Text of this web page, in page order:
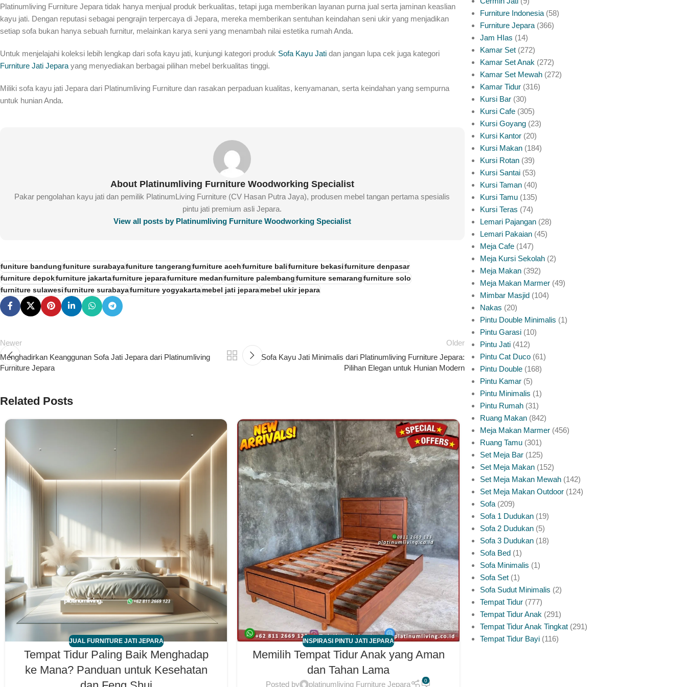
Platinumliving Furniture Jepara tidak hanya menjual produk berkualitas, tetapi juga memberikan layanan purna jual serta jaminan keaslian
kayu jati. Dengan reputasi sebagai pengrajin terpercaya di Jepara, mereka memberikan sentuhan keindahan seni ukir yang menjadikan
setiap sofa bukan hanya sebuah furnitur, melainkan karya seni yang menambah nilai estetika rumah Anda.
Untuk menjelajahi koleksi lebih lengkap dari sofa kayu jati, kunjungi kategori produk Sofa Kayu Jati dan jangan lupa cek juga kategori
Furniture Jati Jepara yang menyediakan berbagai pilihan mebel berkualitas tinggi.
Miliki sofa kayu jati Jepara dari Platinumliving Furniture dan rasakan perpaduan kualitas, kenyamanan, serta keindahan yang sempurna
untuk hunian Anda.
About Platinumliving Furniture Woodworking Specialist
Pakar pengolahan kayu jati dan pemilik PlatinumLiving Furniture (CV Hasan Putra Jaya), produsen mebel tangan pertama spesialis
pintu jati premium asli Jepara.
View all posts by Platinumliving Furniture Woodworking Specialist
funiture bandung funiture surabayafuniture tangerang furniture aceh furniture bali furniture bekasi furniture denpasar
furniture depokfurniture jakartafurniture jeparafurniture medan furniture palembang furniture semarang furniture solo
furniture sulawesi furniture surabayafurniture yogyakartamebel jati jeparamebel ukir jepara
Newer
Menghadirkan Keanggunan Sofa Jati Jepara dari Platinumliving
Furniture Jepara
Older
Sofa Kayu Jati Minimalis dari Platinumliving Furniture Jepara:
Pilihan Elegan untuk Hunian Modern
Related Posts
JUAL FURNITURE JATI JEPARA
Tempat Tidur Paling Baik Menghadap
ke Mana? Panduan untuk Kesehatan
INSPIRASI PINTU JATI JEPARA
Memilih Tempat Tidur Anak yang Aman
dan Tahan Lama
Posted by platinumliving Furniture Jepara 0
INSPIRASI PINTU JATI JEPARA
Meja Makan Marmer Rangka Jati Yang
Perlu Anda Ketahui
Posted by platinumliving Furniture Jepara
Meja makan marmer dengan rangka kayu jati jadi salah
satu kombinasi paling dicari untuk ruang makan yang ingin
tampil lebih mewah diban...
CONTINUE READING
Furniture Indonesia 58
Furniture Jepara 366
Jam HIas 14
Kamar Set 272
Kamar Set Anak 272
Kamar Set Mewah 272
Kamar Tidur 316
Kursi Bar 30
Kursi Cafe 305
Kursi Goyang 23
Kursi Kantor 20
Kursi Makan 184
Kursi Rotan 39
Kursi Santai 53
Kursi Taman 40
Kursi Tamu 135
Kursi Teras 74
Lemari Pajangan 28
Lemari Pakaian 45
Meja Cafe 147
Meja Kursi Sekolah 2
Meja Makan 392
Meja Makan Marmer 49
Mimbar Masjid 104
Nakas 20
Pintu Double Minimalis 1
Pintu Garasi 10
Pintu Jati 412
Pintu Cat Duco 61
Pintu Double 168
Pintu Kamar 5
Pintu Minimalis 1
Pintu Rumah 31
Ruang Makan 842
Meja Makan Marmer 456
Ruang Tamu 301
Set Meja Bar 125
Set Meja Makan 152
Set Meja Makan Mewah 142
Set Meja Makan Outdoor 124
Sofa 209
Sofa 1 Dudukan 19
Sofa 2 Dudukan 5
Sofa 3 Dudukan 18
Sofa Bed 1
Sofa Minimalis 1
Sofa Set 1
Sofa Sudut Minimalis 2
Tempat Tidur 777
Tempat Tidur Anak 291
Tempat Tidur Anak Tingkat 291
Tempat Tidur Bayi 116